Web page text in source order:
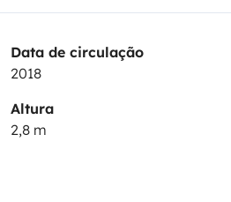
Data de circulação
2018
Altura
2,8 m